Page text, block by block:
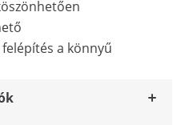
a könnyű